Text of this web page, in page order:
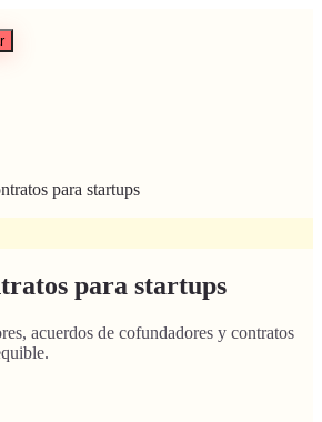
para startups
para startups
acuerdos de cofundadores y contratos